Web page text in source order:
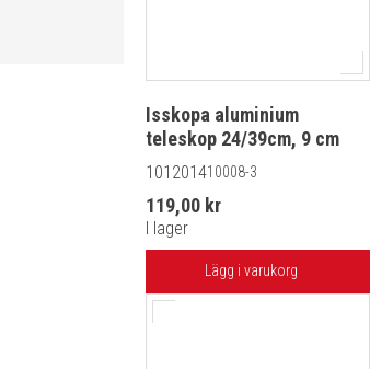
Isskopa aluminium
teleskop 24/39cm, 9 cm
101201410008-3
119,00 kr
I lager
Lägg i varukorg